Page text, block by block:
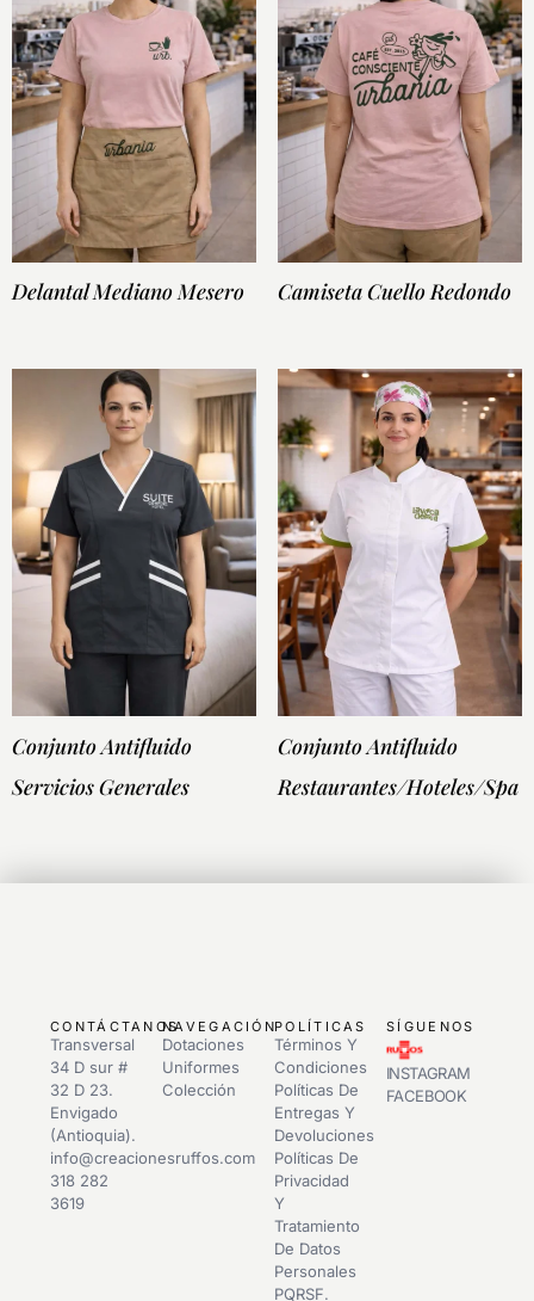
Delantal Mediano Mesero Camiseta Cuello Redondo
Conjunto Antifluido
Servicios Generales
Conjunto Antifluido
Restaurantes/Hoteles/Spa
CONTÁCTANOS
Transversal
34 D sur #
32 D 23.
Envigado
(Antioquia).
info@creacionesruffos.com
318 282
3619
NAVEGACIÓN
Dotaciones
Uniformes
Colección
POLÍTICAS
Términos Y
Condiciones
Políticas De
Entregas Y
Devoluciones
Políticas De
Privacidad
Y
Tratamiento
De Datos
Personales
PQRSF.
SÍGUENOS
INSTAGRAM
FACEBOOK